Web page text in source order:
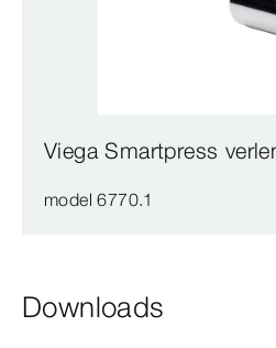
Viega Smartpress
model 6770.1
Downloads